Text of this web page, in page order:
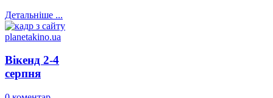
Детальніше ...
Вікенд 2-4
серпня